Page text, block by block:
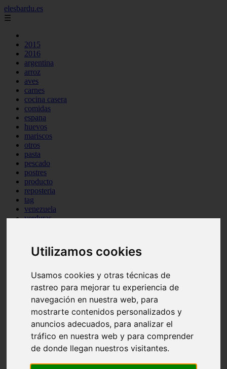
Utilizamos cookies
Usamos cookies y otras técnicas de
rastreo para mejorar tu experiencia de
navegación en nuestra web, para
mostrarte contenidos personalizados y
anuncios adecuados, para analizar el
tráfico en nuestra web y para comprender
de donde llegan nuestros visitantes.
elesbardu.es
☰
2015
2016
argentina
arroz
aves
carnes
cocina casera
comidas
espana
huevos
mariscos
otros
pasta
pescado
postres
producto
reposteria
tag
venezuela
verduras
Teruel - sarrión
Cádiz - algodonales
Madrid - madrid
Asturias - oviedo
Cádiz - el-puerto-de-santa-maría
Asturias - aller
álava - vitoria-gasteiz
Málaga - marbella
Zaragoza - zaragoza
Barcelona - barcelona
Valencia - valencia